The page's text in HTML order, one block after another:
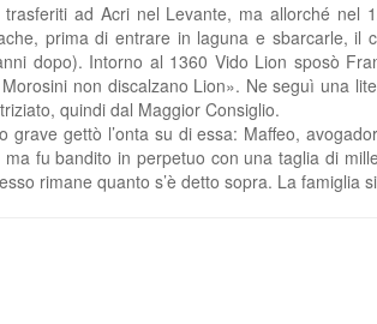
trasferiti ad Acri nel Levante, ma allorché
prima di entrare in laguna e sbarcarle, il
dopo). Intorno al 1360 Vido Lion sposò
non discal­zano Lion». Ne seguì una
quindi dal Maggior Consiglio.
gettò l’onta su di essa: Maffeo,
fu bandito in perpetuo con una taglia di
rimane quanto s’è detto sopra. La famiglia